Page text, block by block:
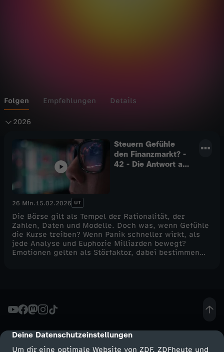
cmp-dialog-description
Deine Datenschutzeinstellungen
Um dir eine optimale Website von ZDF, ZDFheute und
Folgen Empfehlungen Details
2026
2
Steuern Gefühle
den Finanzmarkt? -
42 - Die Antwort auf
26 Min.15.02.2026 UT
Die Börse gilt als Tempel der Rationalität, der
Zahlen, Daten und Modelle. Doch was, wenn Gefühle
die Kurse treiben? Wenn Panik schneller wirkt, als
jede Analyse und Euphorie Milliarden bewegt?
Emotionen gelten als Störfaktor, dabei bestimmen